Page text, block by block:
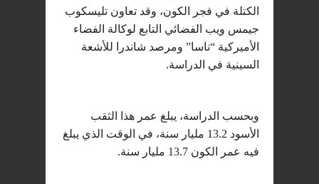
الكتلة في فجر الكون، وقد تعاون تليسكوب
جيمس ويب الفضائي التابع لوكالة الفضاء
الأميركية “ناسا” ومرصد شاندرا للأشعة
السينية في الدراسة.
وبحسب الدراسة، يبلغ عمر هذا الثقب
الأسود 13.2 مليار سنة، في الوقت الذي يبلغ
فيه عمر الكون 13.7 مليار سنة.